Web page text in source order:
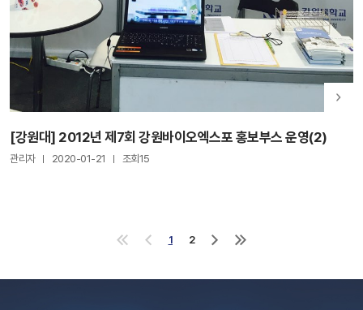
[강원대] 2012년 제7회 강원바이오엑스포 홍보부스 운영(2)
관리자 2020-01-21 조회15
1
2